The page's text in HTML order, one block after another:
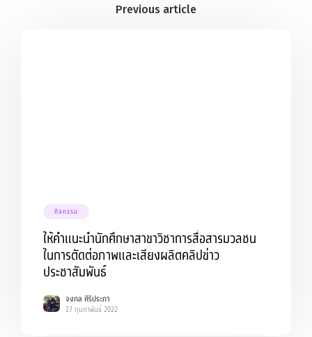
กิจกรรม
ให้คำแนะนำนักศึกษาสาขาวิชาการสื่อสารมวลชน
ในการตัดต่อภาพและเสียงผลิตคลิปข่าว
ประชาสัมพันธ์
จงกล ศิริประภา
17 กุมภาพันธ์ 2022